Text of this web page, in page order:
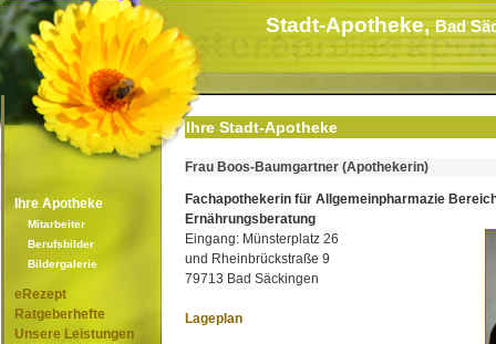
Stadt-Apotheke,Bad
Ihre Apotheke
Mitarbeiter
Berufsbilder
Bildergalerie
eRezept
Ratgeberhefte
Unsere Leistungen
Ihre Stadt-Apotheke
Frau Boos-Baumgartner (Apothekerin)
Fachapothekerin für Allgemeinpharmazie
Ernährungsberatung
Eingang: Münsterplatz 26
und Rheinbrückstraße 9
79713 Bad Säckingen
Lageplan